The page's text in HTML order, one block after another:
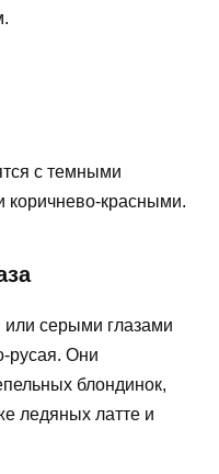
с темными
коричнево-красными.
серыми глазами
русая. Они
блондинок,
ледяных латте и